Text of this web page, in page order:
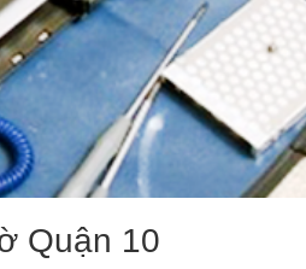
Quận 10